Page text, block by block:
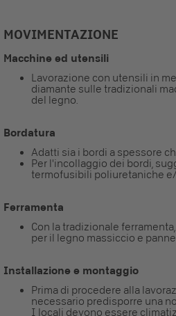
MOVIMENTAZIONE
Macchine ed utensili
Lavorazione con utensili in
diamante sulle tradizionali
del legno.
Bordatura
Adatti sia i bordi a spessore
Per l'incollaggio dei bordi,
termofusibili poliuretaniche e/
Ferramenta
Con la tradizionale
per il legno massiccio e
Installazione e montaggio
Prima di procedere alla
necessario predisporre una
I locali devono essere